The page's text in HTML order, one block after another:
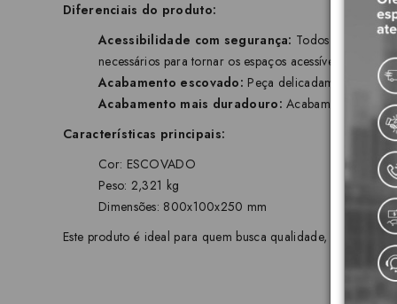
Diferenciais do produto:
Acessibilidade com segurança: Todos os
necessários para tornar os espaços acessíveis às
Acabamento escovado: Peça delicadamente
Acabamento mais duradouro: Acabamento
Características principais:
Cor: ESCOVADO
Peso: 2,321 kg
Dimensões: 800x100x250 mm
Este produto é ideal para quem busca qualidade,